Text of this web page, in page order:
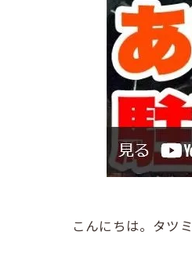
こんにちは。タツ